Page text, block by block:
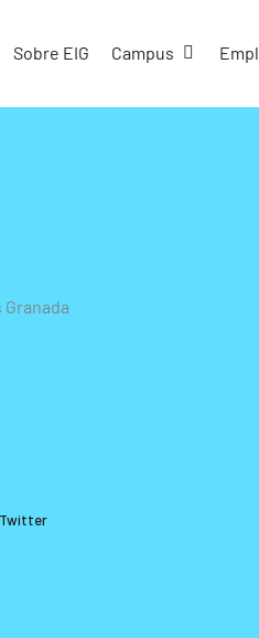
Formación
Sobre EIG Campus Abrir
Twitter